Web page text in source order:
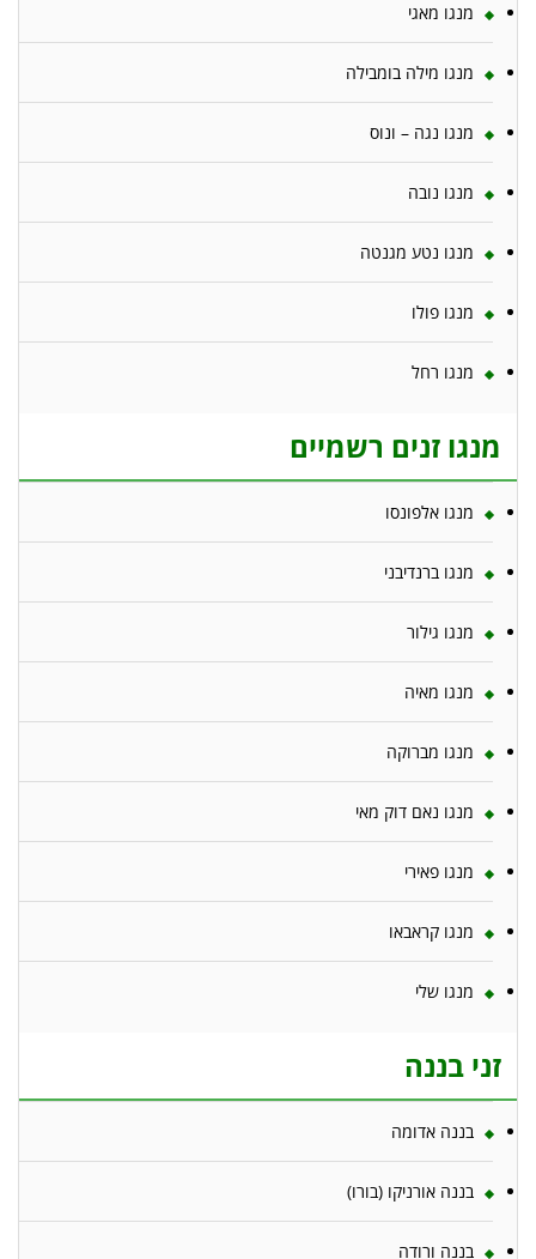
מנגו מאגי
מנגו מילה בומבילה
מנגו נגה – ונוס
מנגו נובה
מנגו נטע מגנטה
מנגו פולו
מנגו רחל
מנגו זנים רשמיים
מנגו אלפונסו
מנגו ברנדיבני
מנגו גילור
מנגו מאיה
מנגו מברוקה
מנגו נאם דוק מאי
מנגו פאירי
מנגו קראבאו
מנגו שלי
זני בננה
בננה אדומה
בננה אורניקו (בורו)
בננה ורודה